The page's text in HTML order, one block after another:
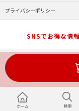
プライバシーポリシー
SNSでお得な情